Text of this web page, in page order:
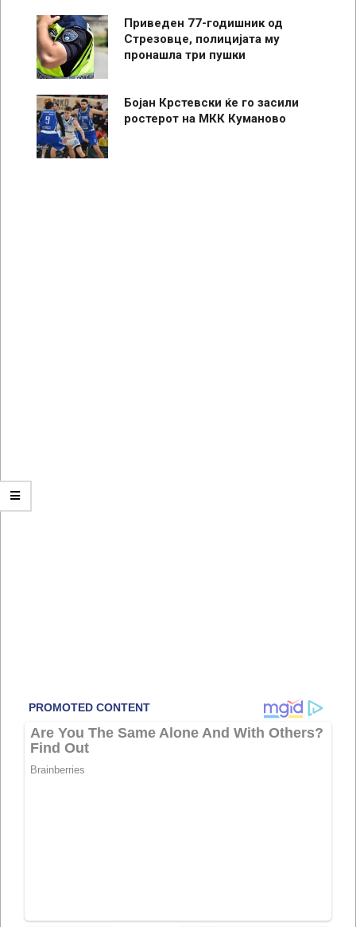
Приведен 77-годишник од
Стрезовце, полицијата му
пронашла три пушки
Бојан Крстевски ќе го засили
ростерот на МКК Куманово